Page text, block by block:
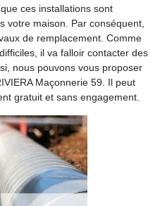
ces installations sont
votre maison. Par conséquent,
de remplacement. Comme
il va falloir contacter des
nous pouvons vous proposer
Maçonnerie 59. Il peut
gratuit et sans engagement.